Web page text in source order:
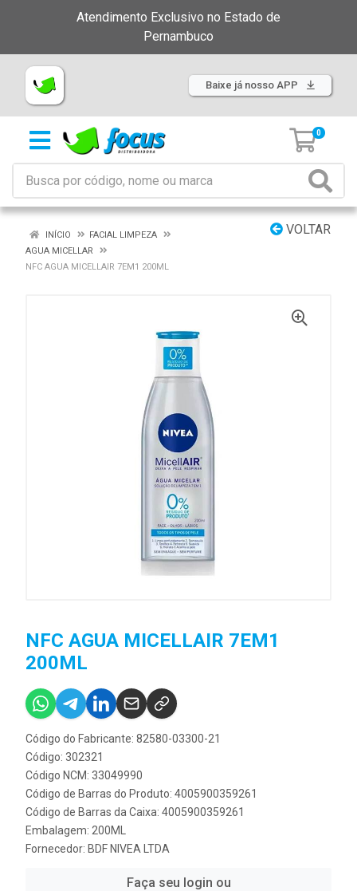
Atendimento Exclusivo no Estado de
Pernambuco
Baixe já nosso APP
0
VOLTAR
INÍCIO
FACIAL LIMPEZA
AGUA MICELLAR
NFC AGUA MICELLAIR 7EM1 200ML
NFC AGUA MICELLAIR 7EM1
200ML
Código do Fabricante: 82580-03300-21
Código: 302321
Código NCM: 33049990
Código de Barras do Produto: 4005900359261
Código de Barras da Caixa: 4005900359261
Embalagem: 200ML
Fornecedor: BDF NIVEA LTDA
Faça seu login ou